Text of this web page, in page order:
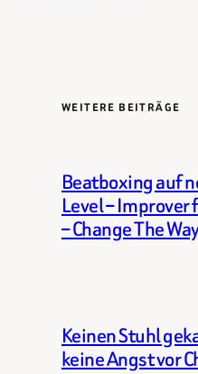
WEITERE BEITRÄGE
Beatboxing auf
Level – Improver
– Change The
Keinen Stuhl
keine Angst vor